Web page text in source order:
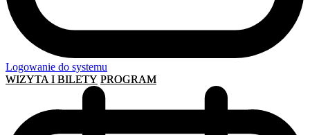
Logowanie do systemu
WIZYTA I BILETY PROGRAM